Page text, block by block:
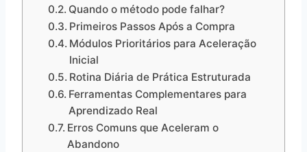
Quando o método pode falhar?
Primeiros Passos Após a Compra
Módulos Prioritários para Aceleração
Inicial
Rotina Diária de Prática Estruturada
Ferramentas Complementares para
Aprendizado Real
Erros Comuns que Aceleram o
Abandono